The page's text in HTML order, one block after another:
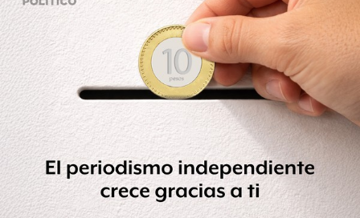
De acuerdo con el vocero de Seguridad del Estado, Jorge
Domene, llegarán a Nuevo León tres mil elementos de las
fuerzas federales, de los cuales mil 500 serán del Ejército
Mexicano y una cantidad igual proveniente de la Policía
Federal (PF).